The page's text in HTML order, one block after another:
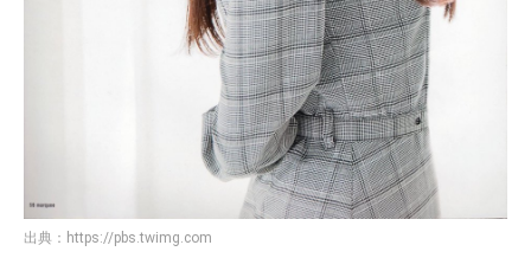
出典： https://pbs.twimg.com